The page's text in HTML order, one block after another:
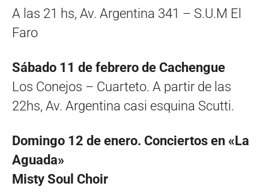
A las 21 hs, Av. Argentina 341 – S.U.M El
Faro
Sábado 11 de febrero de Cachengue
Los Conejos – Cuarteto. A partir de las
22hs, Av. Argentina casi esquina Scutti.
Domingo 12 de enero. Conciertos en «La
Aguada»
Misty Soul Choir